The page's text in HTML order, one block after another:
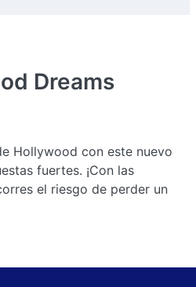
Dreams
Hollywood con este nuevo
fuertes. ¡Con las
el riesgo de perder un